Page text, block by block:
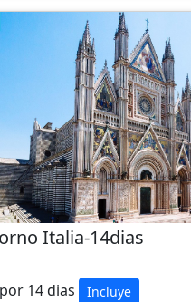
Italia-14dias
14 dias Incluye